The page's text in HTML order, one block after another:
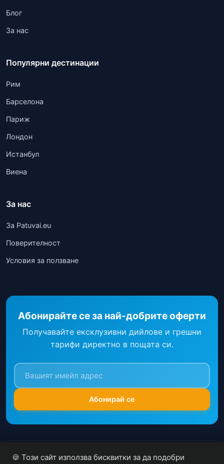
Блог
За нас
Популярни дестинации
Рим
Барселона
Париж
Лондон
Истанбул
Виена
За нас
За Patuvai.eu
Поверителност
Условия за ползване
Абонирайте се за най-добрите оферти
Получавайте ексклузивни дийлове и грешни
тарифи директно в пощата си.
Абонирай се
Цените са ориентировъчни и могат да се променят. Patuvai.eu е
🍪 Този сайт използва бисквитки за да подобри